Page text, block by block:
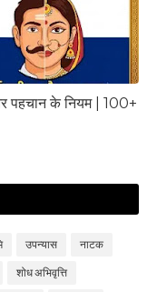
पहचान के नियम | 100+
उपन्‍यास नाटक
शोध अभिवृत्ति